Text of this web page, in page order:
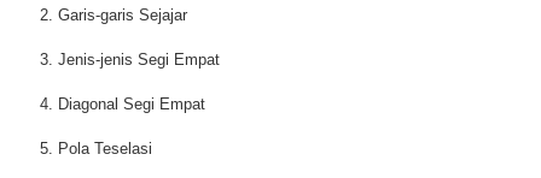
2. Garis-garis Sejajar
3. Jenis-jenis Segi Empat
4. Diagonal Segi Empat
5. Pola Teselasi